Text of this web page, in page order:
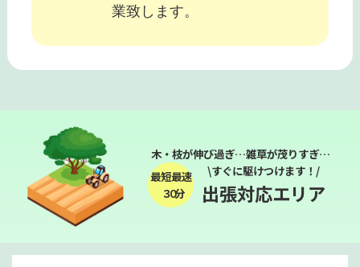
業致します。
木・枝が伸び過ぎ…雑草が茂りすぎ…
最短最速
３０分
\すぐに駆けつけます！/
出張対応エリア